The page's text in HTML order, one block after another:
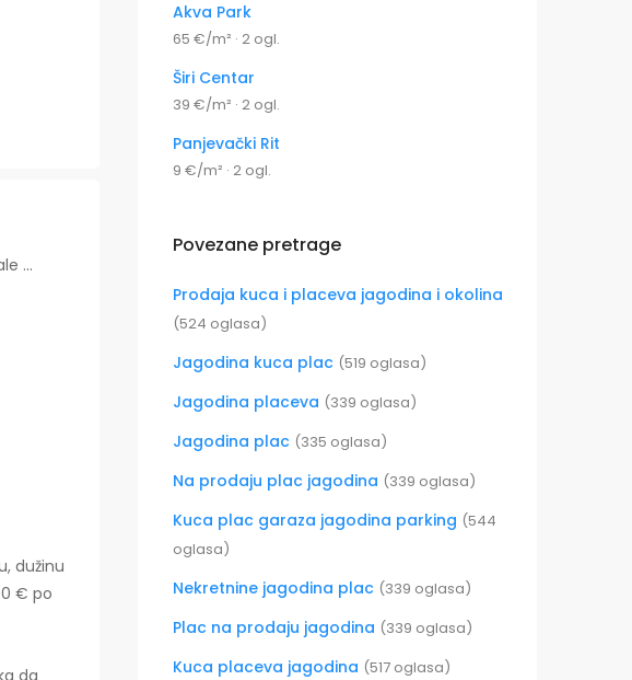
...
dužinu
€ po
Akva Park
65 €/m² · 2 ogl.
Širi Centar
39 €/m² · 2 ogl.
Panjevački Rit
9 €/m² · 2 ogl.
Povezane pretrage
Prodaja kuca i placeva jagodina i okolina
(524 oglasa)
Jagodina kuca plac (519 oglasa)
Jagodina placeva (339 oglasa)
Jagodina plac (335 oglasa)
Na prodaju plac jagodina (339 oglasa)
Kuca plac garaza jagodina parking (544
oglasa)
Nekretnine jagodina plac (339 oglasa)
Plac na prodaju jagodina (339 oglasa)
Kuca placeva jagodina (517 oglasa)